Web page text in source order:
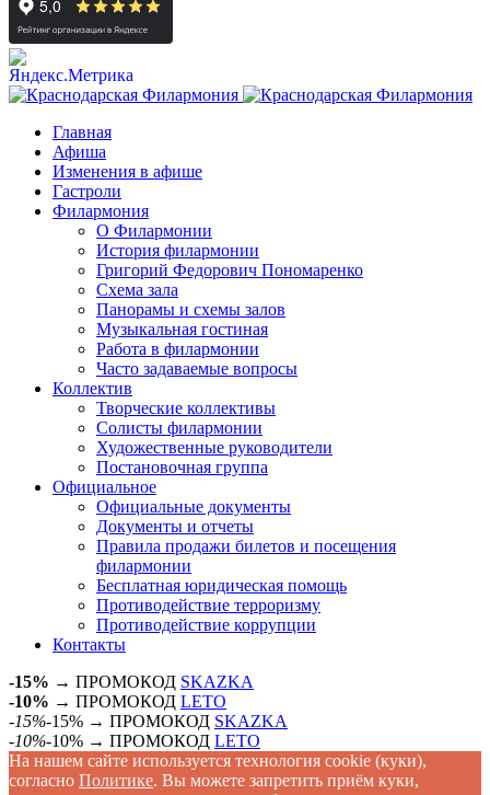
Главная
Афиша
Изменения в афише
Гастроли
Филармония
О Филармонии
История филармонии
Григорий Федорович Пономаренко
Схема зала
Панорамы и схемы залов
Музыкальная гостиная
Работа в филармонии
Часто задаваемые вопросы
Коллектив
Творческие коллективы
Солисты филармонии
Художественные руководители
Постановочная группа
Официальное
Официальные документы
Документы и отчеты
Правила продажи билетов и посещения
филармонии
Бесплатная юридическая помощь
Противодействие терроризму
Противодействие коррупции
Контакты
-15% → ПРОМОКОД SKAZKA
-10% → ПРОМОКОД LETO
-15%-15% → ПРОМОКОД SKAZKA
-10%-10% → ПРОМОКОД LETO
На нашем сайте используется технология cookie (куки),
согласно Политике. Вы можете запретить приём куки,